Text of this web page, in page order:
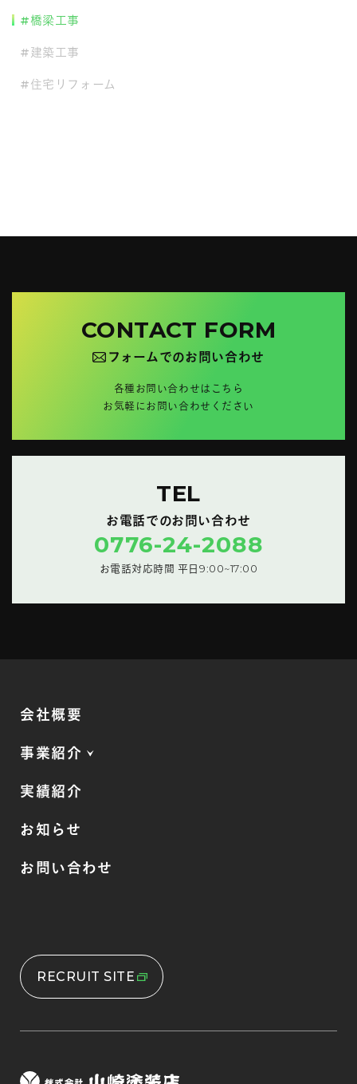
#橋梁工事
#建築工事
#住宅リフォーム
CONTACT FORM
フォームでのお問い合わせ
各種お問い合わせはこちら
お気軽にお問い合わせください
TEL
お電話でのお問い合わせ
0776-24-2088
お電話対応時間 平日9:00~17:00
会社概要
事業紹介
実績紹介
お知らせ
お問い合わせ
RECRUIT SITE